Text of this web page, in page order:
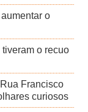
o
o recuo
Francisco
curiosos